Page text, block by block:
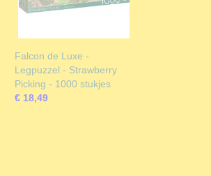
Falcon de Luxe -
Legpuzzel - Strawberry
Picking - 1000 stukjes
€ 18,49